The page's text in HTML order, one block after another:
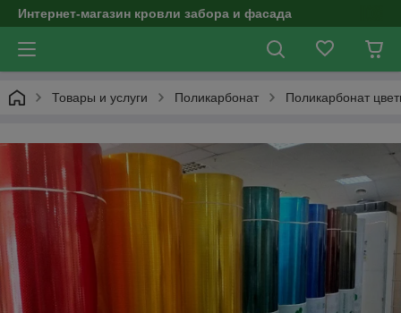
Интернет-магазин кровли забора и фасада
Товары и услуги Поликарбонат Поликарбонат